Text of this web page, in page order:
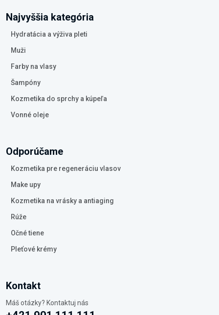
Najvyššia kategória
Hydratácia a výživa pleti
Muži
Farby na vlasy
Šampóny
Kozmetika do sprchy a kúpeľa
Vonné oleje
Odporúčame
Kozmetika pre regeneráciu vlasov
Make upy
Kozmetika na vrásky a antiaging
Rúže
Očné tiene
Pleťové krémy
Kontakt
Máš otázky? Kontaktuj nás